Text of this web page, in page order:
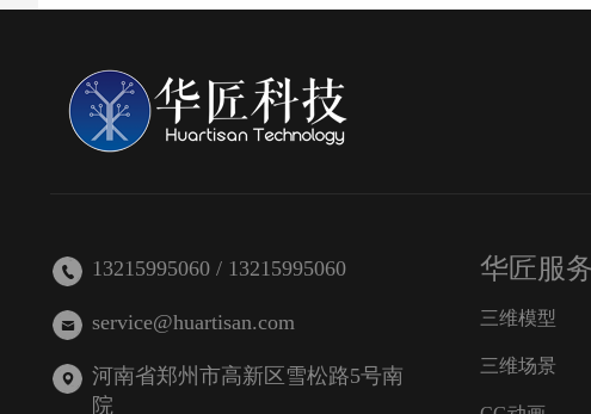
13215995060 / 13215995060
service@huartisan.com
河南省郑州市高新区雪松路5号南
院
华匠服
三维模型
三维场景